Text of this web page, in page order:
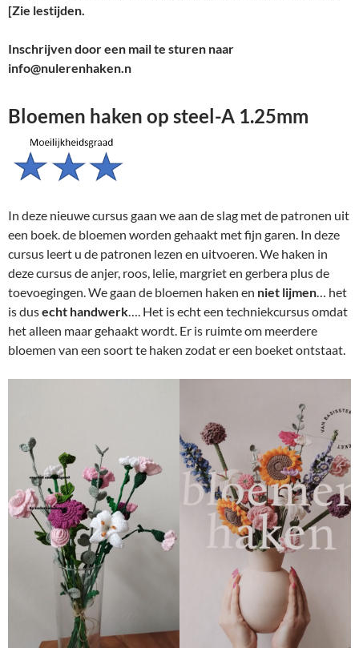
[Zie lestijden.
Inschrijven door een mail te sturen naar
info@nulerenhaken.n
Bloemen haken op steel-A 1.25mm
In deze nieuwe cursus gaan we aan de slag met de patronen uit
een boek. de bloemen worden gehaakt met fijn garen. In deze
cursus leert u de patronen lezen en uitvoeren. We haken in
deze cursus de anjer, roos, lelie, margriet en gerbera plus de
toevoegingen. We gaan de bloemen haken en niet lijmen… het
is dusecht handwerk…. Het is echt een techniekcursus omdat
het alleen maar gehaakt wordt. Er is ruimte om meerdere
bloemen van een soort te haken zodat er een boeket ontstaat.